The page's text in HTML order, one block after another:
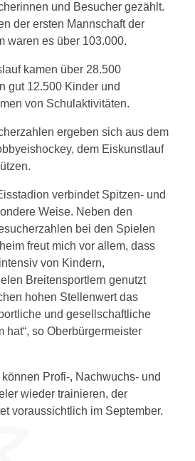
und Besucher gezählt.
der ersten Mannschaft der
waren es über 103.000.
kamen über 28.500
gut 12.500 Kinder und
von Schulaktivitäten.
ergeben sich aus dem
dem Eiskunstlauf
verbindet Spitzen- und
Weise. Neben den
bei den Spielen
freut mich vor allem, dass
von Kindern,
Breitensportlern genutzt
hohen Stellenwert das
und gesellschaftliche
hat“, so Oberbürgermeister
Profi-, Nachwuchs- und
wieder trainieren, der
voraussichtlich im September.